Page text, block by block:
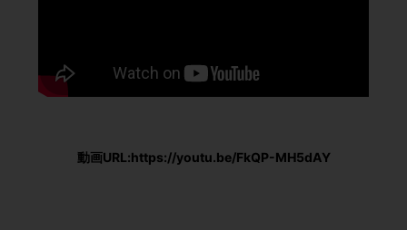
動画URL:https://youtu.be/FkQP-MH5dAY